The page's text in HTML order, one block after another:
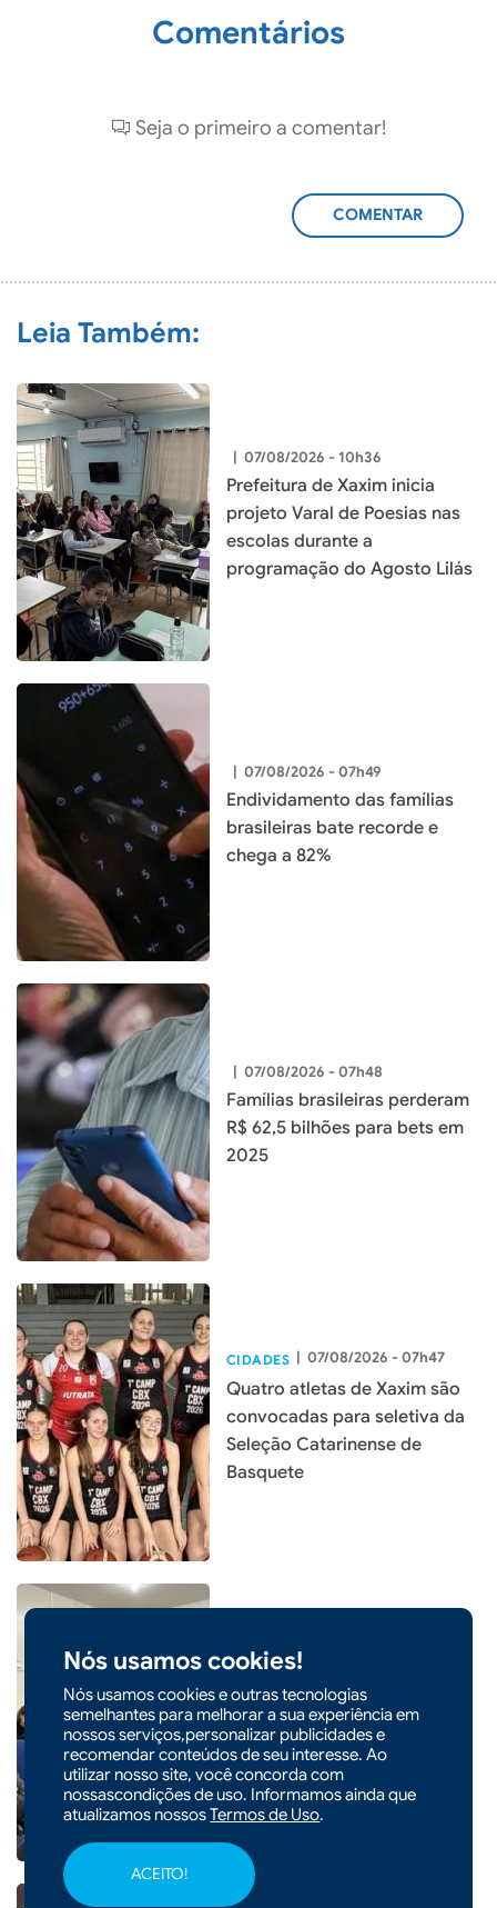
Nós usamos cookies!
Nós usamos cookies e outras tecnologias
semelhantes para melhorar a sua experiência em
nossos serviços,personalizar publicidades e
recomendar conteúdos de seu interesse. Ao
utilizar nosso site, você concorda com
nossascondições de uso. Informamos ainda que
atualizamos nossosTermos de Uso.
ACEITO!
Comentários
Seja o primeiro a comentar!
ADICIONAR
Leia Também:
| 07/08/2026 - 10h36
Prefeitura de Xaxim inicia
projeto Varal de Poesias nas
escolas durante a
programação do Agosto Lilás
| 07/08/2026 - 07h49
Endividamento das famílias
brasileiras bate recorde e
chega a 82%
| 07/08/2026 - 07h48
Famílias brasileiras perderam
R$ 62,5 bilhões para bets em
2025
CIDADES | 07/08/2026 - 07h47
Quatro atletas de Xaxim são
convocadas para seletiva da
Seleção Catarinense de
Basquete
| 06/08/2026 - 09h22
Seminário em Xaxim debate
inovação e rentabilidade com
sistemas produtivos
integrados